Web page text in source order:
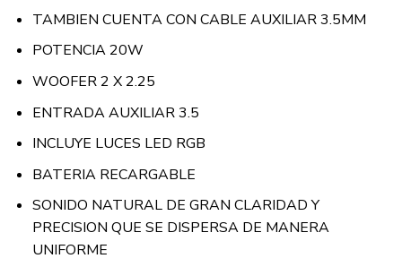
TAMBIEN CUENTA CON CABLE AUXILIAR 3.5MM
POTENCIA 20W
WOOFER 2 X 2.25
ENTRADA AUXILIAR 3.5
INCLUYE LUCES LED RGB
BATERIA RECARGABLE
SONIDO NATURAL DE GRAN CLARIDAD Y
PRECISION QUE SE DISPERSA DE MANERA
UNIFORME